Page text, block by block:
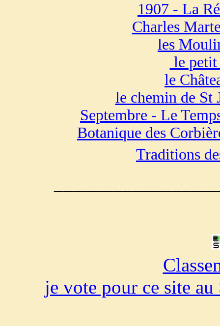
1907 - La
Charles
les
le
le
le chemin de St
Septembre - Le
Botanique des
Traditions
je vote pour ce site